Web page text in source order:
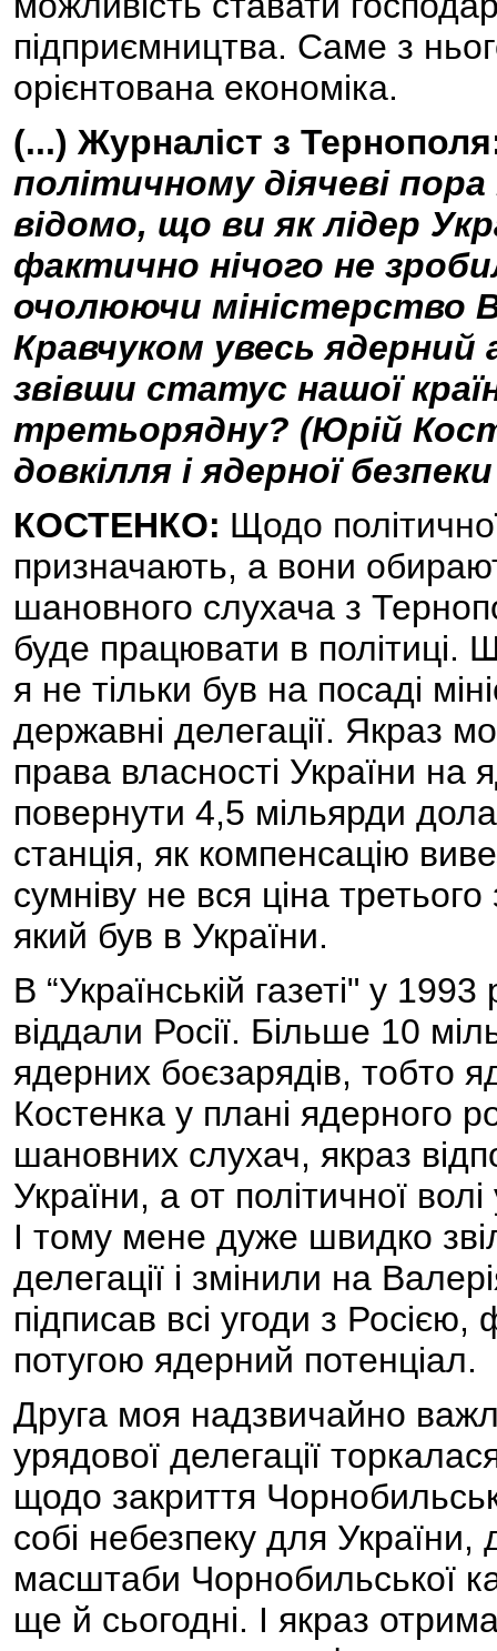
підприємництва. Саме з
орієнтована економіка.
(...) Журналіст з
політичному діячеві
відомо, що ви як лідер
фактично нічого не
очолюючи міністерство
Кравчуком увесь
звівши статус нашої
третьорядну? (Юрій
довкілля і ядерної
КОСТЕНКО: Щодо
призначають, а вони
шановного слухача з
буде працювати в політиці.
я не тільки був на посаді
державні делегації. Якраз
права власності України на
повернути 4,5 мільярди
станція, як компенсацію
сумніву не вся ціна
який був в України.
В “Українській газеті" у
віддали Росії. Більше 10
ядерних боєзарядів, тобто
Костенка у плані ядерного
шановних слухач, якраз
України, а от політичної
І тому мене дуже швидко
делегації і змінили на
підписав всі угоди з
потугою ядерний потенціал.
Друга моя надзвичайно
урядової делегації
щодо закриття
собі небезпеку для
масштаби Чорнобильської
ще й сьогодні. І якраз